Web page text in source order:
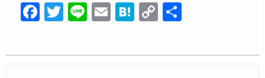
F
c
T
tt
Li
e
E
ail
H
e
C
p